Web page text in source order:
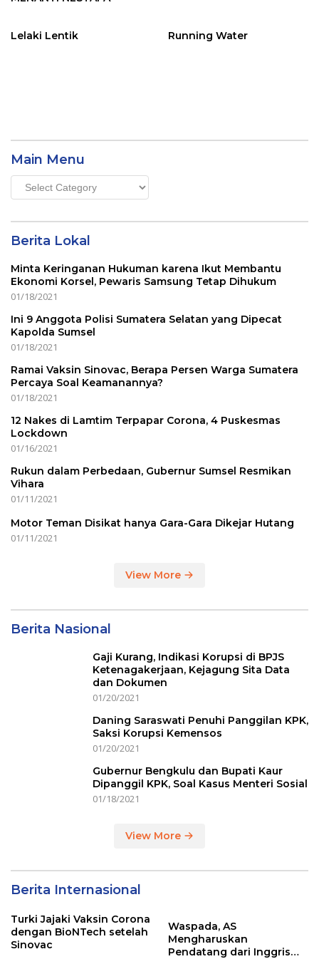
Lelaki Lentik Running Water
Main Menu
Main
Menu
Berita Lokal
Minta Keringanan Hukuman karena Ikut Membantu
Ekonomi Korsel, Pewaris Samsung Tetap Dihukum
01/18/2021
Ini 9 Anggota Polisi Sumatera Selatan yang Dipecat
Kapolda Sumsel
01/18/2021
Ramai Vaksin Sinovac, Berapa Persen Warga Sumatera
Percaya Soal Keamanannya?
01/18/2021
12 Nakes di Lamtim Terpapar Corona, 4 Puskesmas
Lockdown
01/16/2021
Rukun dalam Perbedaan, Gubernur Sumsel Resmikan
Vihara
01/11/2021
Motor Teman Disikat hanya Gara-Gara Dikejar Hutang
01/11/2021
View More
Berita Nasional
Gaji Kurang, Indikasi Korupsi di BPJS
Ketenagakerjaan, Kejagung Sita Data
dan Dokumen
01/20/2021
Daning Saraswati Penuhi Panggilan KPK,
Saksi Korupsi Kemensos
01/20/2021
Gubernur Bengkulu dan Bupati Kaur
Dipanggil KPK, Soal Kasus Menteri Sosial
01/18/2021
View More
Berita Internasional
Turki Jajaki Vaksin Corona
dengan BioNTech setelah
Sinovac
Waspada, AS
Mengharuskan
Pendatang dari Inggris